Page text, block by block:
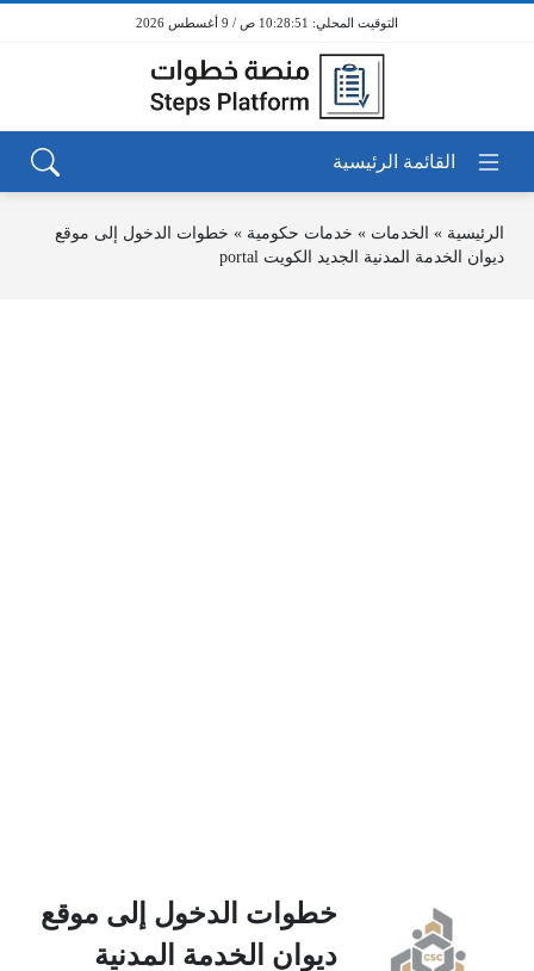
10:28:51 ص / 9 أغسطس 2026
الرئيسية » الخدمات » خدمات حكومية » خطوات الدخول إلى موقع
ديوان الخدمة المدنية الجديد الكويت portal
خطوات الدخول إلى موقع
ديوان الخدمة المدنية